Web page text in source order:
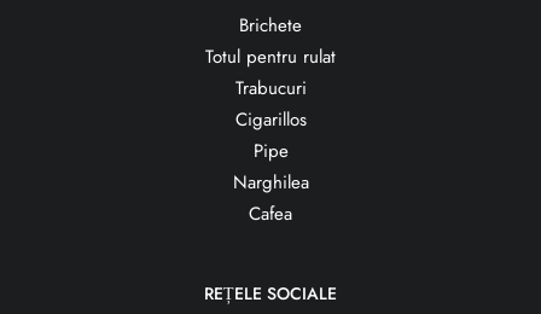
Brichete
Totul pentru rulat
Trabucuri
Cigarillos
Pipe
Narghilea
Cafea
REȚELE SOCIALE